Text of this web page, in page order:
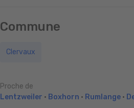
Commune
Clervaux
Proche de
Lentzweiler • Boxhorn • Rumlange •